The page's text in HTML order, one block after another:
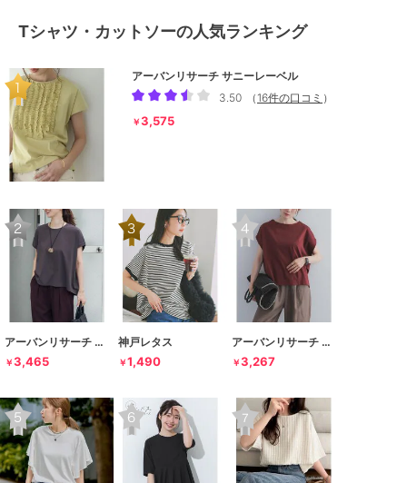
Tシャツ・カットソーの人気ランキング
アーバンリサーチ サニーレーベル
3.50
（ 16件の口コミ ）
￥3,575
アーバンリサーチ ドアーズ
￥3,465
神戸レタス
￥1,490
アーバンリサーチ ドアーズ
￥3,267